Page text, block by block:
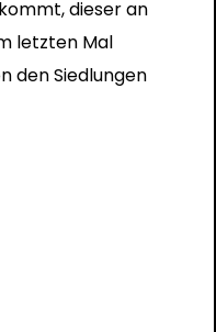
dieser an
letzten Mal
den Siedlungen